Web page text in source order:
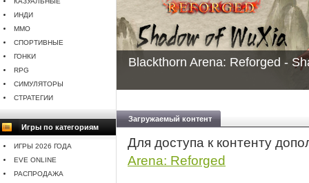
ИНДИ
MMO
СПОРТИВНЫЕ
ГОНКИ
RPG
СИМУЛЯТОРЫ
СТРАТЕГИИ
Игры по категориям
ИГРЫ 2026 ГОДА
EVE ONLINE
РАСПРОДАЖА
Blackthorn Arena: Reforged -
Загружаемый контент
Для доступа к контенту
Arena: Reforged